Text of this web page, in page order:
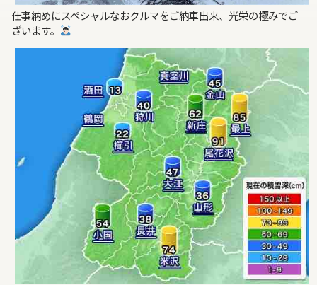
仕事納めにスペシャルなおクルマをご納車出来、光栄の極みでご
ざいます。